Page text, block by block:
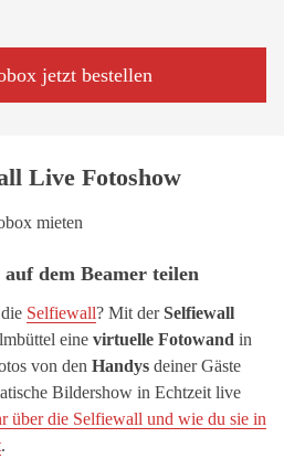
jetzt bestellen
Live Fotoshow
dem Beamer teilen
Selfiewall? Mit derSelfiewall
eine virtuelle Fotowand in
von den Handys deiner Gäste
Bildershow in Echtzeit live
über die Selfiewall und wie du sie in
.